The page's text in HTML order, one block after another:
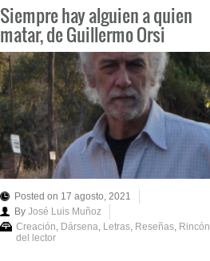
Siempre hay alguien a quien
matar, de Guillermo Orsi
Posted on 17 agosto, 2021
By José Luis Muñoz
Creación Dársena Letras Reseñas Rincón
del lector